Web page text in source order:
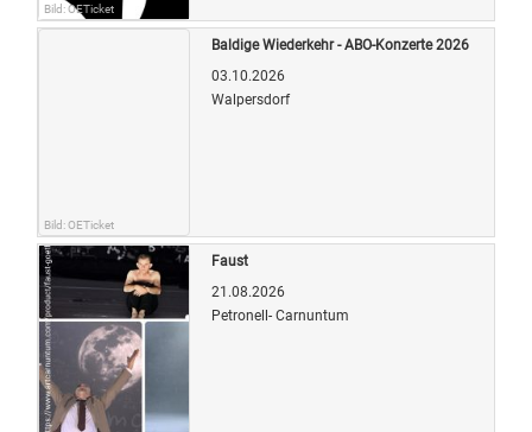
Bild: OETicket
Bild: OETicket
Baldige Wiederkehr - ABO-Konzerte 2026
03.10.2026
Walpersdorf
Faust
21.08.2026
Petronell- Carnuntum